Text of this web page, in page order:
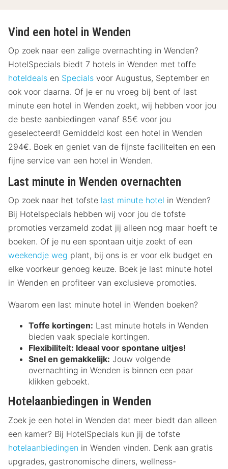
Vind een hotel in Wenden
Op zoek naar een zalige overnachting in Wenden?
HotelSpecials biedt 7 hotels in Wenden met toffe
hoteldeals en Specials voor Augustus, September en
ook voor daarna. Of je er nu vroeg bij bent of last
minute een hotel in Wenden zoekt, wij hebben voor jou
de beste aanbiedingen vanaf 85€ voor jou
geselecteerd! Gemiddeld kost een hotel in Wenden
294€. Boek en geniet van de fijnste faciliteiten en een
fijne service van een hotel in Wenden.
Last minute in Wenden overnachten
Op zoek naar het tofste last minute hotel in Wenden?
Bij Hotelspecials hebben wij voor jou de tofste
promoties verzameld zodat jij alleen nog maar hoeft te
boeken. Of je nu een spontaan uitje zoekt of een
weekendje weg plant, bij ons is er voor elk budget en
elke voorkeur genoeg keuze. Boek je last minute hotel
in Wenden en profiteer van exclusieve promoties.
Waarom een last minute hotel in Wenden boeken?
Toffe kortingen: Last minute hotels in Wenden
bieden vaak speciale kortingen.
Flexibiliteit: Ideaal voor spontane uitjes!
Snel en gemakkelijk: Jouw volgende
overnachting in Wenden is binnen een paar
klikken geboekt.
Hotelaanbiedingen in Wenden
Zoek je een hotel in Wenden dat meer biedt dan alleen
een kamer? Bij HotelSpecials kun jij de tofste
hotelaanbiedingen in Wenden vinden. Denk aan gratis
upgrades, gastronomische diners, wellness-